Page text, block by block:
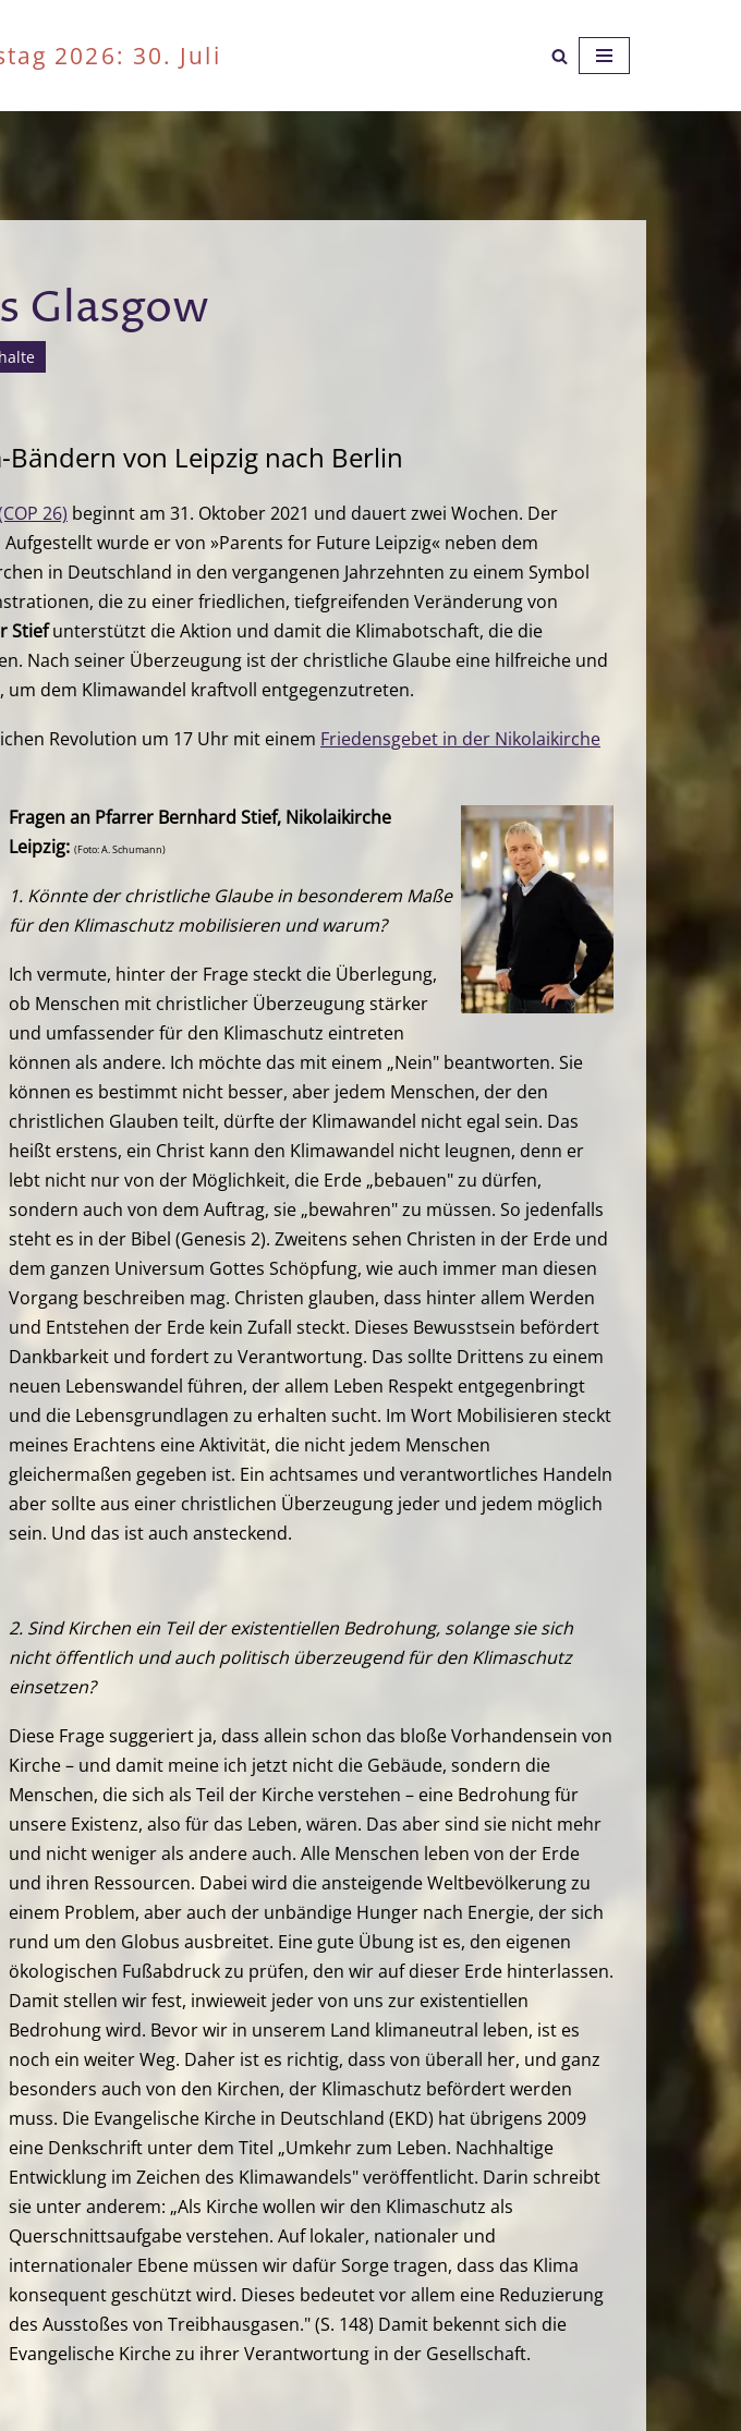
2026: 30. Juli
Glasgow
Bändern von Leipzig nach Berlin
26) beginnt am 31. Oktober 2021 und dauert zwei Wochen. Der
wurde er von »Parents for Future Leipzig« neben dem
in Deutschland in den vergangenen Jahrzehnten zu einem Symbol
die zu einer friedlichen, tiefgreifenden Veränderung von
Stiefunterstützt die Aktion und damit die Klimabotschaft, die die
Nach seiner Überzeugung ist der christliche Glaube eine hilfreiche und
dem Klimawandel kraftvoll entgegenzutreten.
Revolution um 17 Uhr mit einem Friedensgebet in der Nikolaikirche
Fragen an Pfarrer Bernhard Stief, Nikolaikirche
Leipzig: (Foto: A. Schumann)
1. Könnte der christliche Glaube in besonderem Maße
für den Klimaschutz mobilisieren und warum?
Ich vermute, hinter der Frage steckt die Überlegung,
ob Menschen mit christlicher Überzeugung stärker
und umfassender für den Klimaschutz eintreten
können als andere. Ich möchte das mit einem „Nein" beantworten. Sie
können es bestimmt nicht besser, aber jedem Menschen, der den
christlichen Glauben teilt, dürfte der Klimawandel nicht egal sein. Das
heißt erstens, ein Christ kann den Klimawandel nicht leugnen, denn er
lebt nicht nur von der Möglichkeit, die Erde „bebauen" zu dürfen,
sondern auch von dem Auftrag, sie „bewahren" zu müssen. So jedenfalls
steht es in der Bibel (Genesis 2). Zweitens sehen Christen in der Erde und
dem ganzen Universum Gottes Schöpfung, wie auch immer man diesen
Vorgang beschreiben mag. Christen glauben, dass hinter allem Werden
und Entstehen der Erde kein Zufall steckt. Dieses Bewusstsein befördert
Dankbarkeit und fordert zu Verantwortung. Das sollte Drittens zu einem
neuen Lebenswandel führen, der allem Leben Respekt entgegenbringt
und die Lebensgrundlagen zu erhalten sucht. Im Wort Mobilisieren steckt
meines Erachtens eine Aktivität, die nicht jedem Menschen
gleichermaßen gegeben ist. Ein achtsames und verantwortliches Handeln
aber sollte aus einer christlichen Überzeugung jeder und jedem möglich
sein. Und das ist auch ansteckend.
2. Sind Kirchen ein Teil der existentiellen Bedrohung, solange sie sich
nicht öffentlich und auch politisch überzeugend für den Klimaschutz
einsetzen?
Diese Frage suggeriert ja, dass allein schon das bloße Vorhandensein von
Kirche – und damit meine ich jetzt nicht die Gebäude, sondern die
Menschen, die sich als Teil der Kirche verstehen – eine Bedrohung für
unsere Existenz, also für das Leben, wären. Das aber sind sie nicht mehr
und nicht weniger als andere auch. Alle Menschen leben von der Erde
und ihren Ressourcen. Dabei wird die ansteigende Weltbevölkerung zu
einem Problem, aber auch der unbändige Hunger nach Energie, der sich
rund um den Globus ausbreitet. Eine gute Übung ist es, den eigenen
ökologischen Fußabdruck zu prüfen, den wir auf dieser Erde hinterlassen.
Damit stellen wir fest, inwieweit jeder von uns zur existentiellen
Bedrohung wird. Bevor wir in unserem Land klimaneutral leben, ist es
noch ein weiter Weg. Daher ist es richtig, dass von überall her, und ganz
besonders auch von den Kirchen, der Klimaschutz befördert werden
muss. Die Evangelische Kirche in Deutschland (EKD) hat übrigens 2009
eine Denkschrift unter dem Titel „Umkehr zum Leben. Nachhaltige
Entwicklung im Zeichen des Klimawandels" veröffentlicht. Darin schreibt
sie unter anderem: „Als Kirche wollen wir den Klimaschutz als
Querschnittsaufgabe verstehen. Auf lokaler, nationaler und
internationaler Ebene müssen wir dafür Sorge tragen, dass das Klima
konsequent geschützt wird. Dieses bedeutet vor allem eine Reduzierung
des Ausstoßes von Treibhausgasen." (S. 148) Damit bekennt sich die
Evangelische Kirche zu ihrer Verantwortung in der Gesellschaft.